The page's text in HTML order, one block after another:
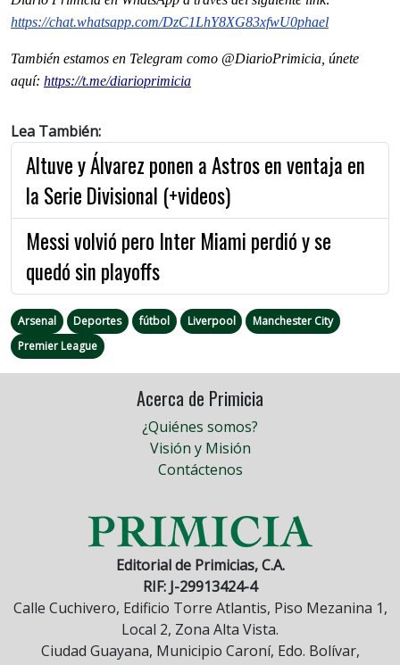
https://chat.whatsapp.com/DzC1LhY8XG83xfwU0phael
También estamos en Telegram como @DiarioPrimicia, únete
aquí: https://t.me/diarioprimicia
Lea También:
Altuve y Álvarez ponen a Astros en ventaja en
la Serie Divisional (+videos)
Messi volvió pero Inter Miami perdió y se
quedó sin playoffs
Arsenal Deportes fútbol Liverpool
Manchester City
Premier League
Acerca de Primicia
¿Quiénes somos?
Visión y Misión
Contáctenos
Editorial de Primicias, C.A.
RIF: J-29913424-4
Calle Cuchivero, Edificio Torre Atlantis, Piso Mezanina 1,
Local 2, Zona Alta Vista.
Ciudad Guayana, Municipio Caroní, Edo. Bolívar,